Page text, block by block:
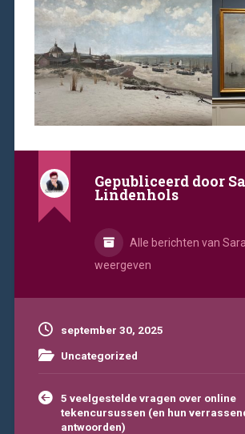
Gepubliceerd door
Lindenhols
Alle berichten van
weergeven
september 30, 2025
Uncategorized
Bericht
navigatie
5 veelgestelde vragen over online
tekencursussen (en hun
antwoorden)